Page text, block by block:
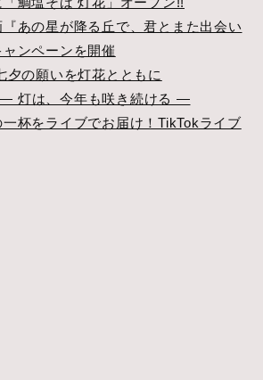
あの星が降る丘で、君とまた出会い
ンペーンを開催
夕の願いを灯花とともに
灯は、今年も咲き続ける ―
一杯をライブでお届け！TikTokライブ